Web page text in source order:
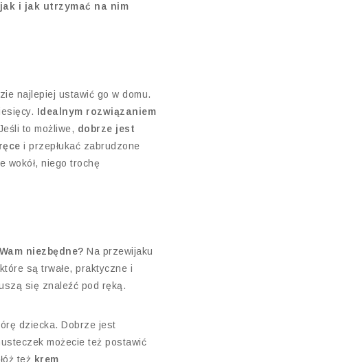
i jak utrzymać na nim
najlepiej ustawić go w domu.
Idealnym rozwiązaniem
to możliwe, dobrze jest
i przepłukać zabrudzone
wokół, niego trochę
niezbędne? Na przewijaku
są trwałe, praktyczne i
się znaleźć pod ręką.
dziecka. Dobrze jest
możecie też postawić
też krem